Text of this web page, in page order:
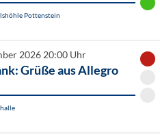
Pottenstein
2026 20:00 Uhr
Grüße aus Allegro